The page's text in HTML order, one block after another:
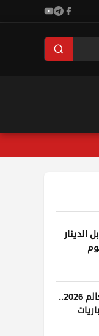
الدينار
من ودية الأربعاء إلى كأس العالم 2026..